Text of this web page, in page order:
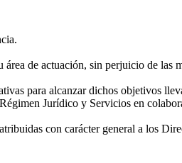
de actuación, sin perjuicio de las
para alcanzar dichos objetivos
Jurídico y Servicios en
con carácter general a los